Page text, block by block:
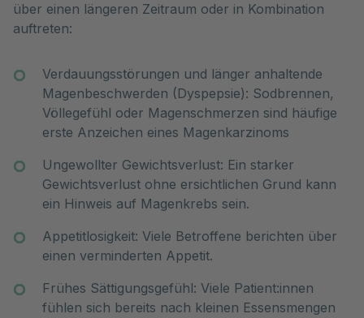
über einen längeren Zeitraum oder in Kombination
auftreten:
Verdauungsstörungen und länger anhaltende
Magenbeschwerden (Dyspepsie): Sodbrennen,
Völlegefühl oder Magenschmerzen sind häufige
erste Anzeichen eines Magenkarzinoms
Ungewollter Gewichtsverlust: Ein starker
Gewichtsverlust ohne ersichtlichen Grund kann
ein Hinweis auf Magenkrebs sein.
Appetitlosigkeit: Viele Betroffene berichten über
einen verminderten Appetit.
Frühes Sättigungsgefühl: Viele Patient:innen
fühlen sich bereits nach kleinen Essensmengen